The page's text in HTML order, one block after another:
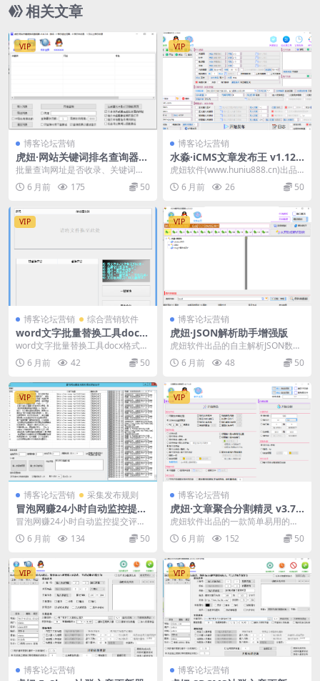
相关文章
VIP
博客论坛营销
虎妞·网站关键词排名查询器
（百度指数关键词批量查询工
具） v1.6.7.0
批量查询网址是否收录、关键词排
名（支持多关键词） 查询收录：批
量查询多个网址是否...
6 月前 175 50
VIP
博客论坛营销
水淼·iCMS文章发布王 v1.12.
0.0
虎妞软件(www.huniu888.cn)出品
的发布王系列之iCMS发布王。 i...
6 月前 26 50
VIP
博客论坛营销 综合营销软件
word文字批量替换工具docx
格式关键词内容替换软件
word文字批量替换工具docx格式关
键词内容替换软件
6 月前 42 50
VIP
博客论坛营销
虎妞·JSON解析助手增强版
虎妞软件出品的自主解析JSON数据
并树型可视化查看和编辑的增强工
具。 除了支持J...
6 月前 48 50
VIP
博客论坛营销 采集发布规则
冒泡网赚24小时自动监控提交
评论助手方便二次火车头采集
冒泡网赚24小时自动监控提交评论
助手方便二次火车头采集 软件功
能： 24小时稳定...
6 月前 134 50
VIP
博客论坛营销
虎妞·文章聚合分割精灵 v3.7.
0.0 – 简单强大的聚合文章和
虎妞软件出品的一款简单易用的聚
合文章和分割文件的利器。 聚合功
能支持随机篇数聚合...
6 月前 152 50
VIP
博客论坛营销
VIP
博客论坛营销